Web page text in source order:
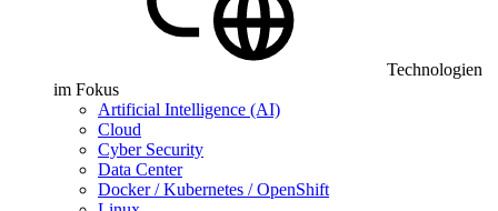
Technologien
im Fokus
Artificial Intelligence (AI)
Cloud
Cyber Security
Data Center
Docker / Kubernetes / OpenShift